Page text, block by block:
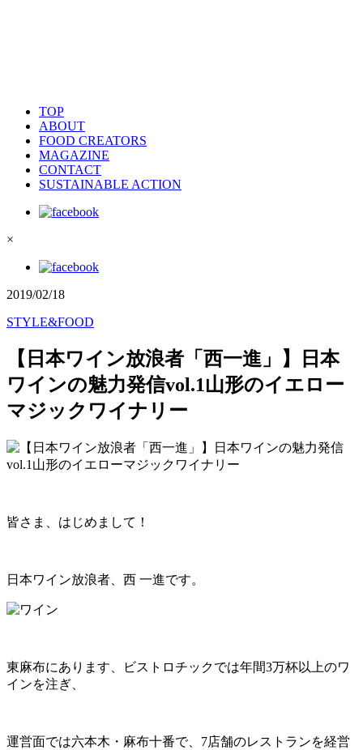
TOP
ABOUT
FOOD CREATORS
MAGAZINE
CONTACT
SUSTAINABLE ACTION
×
2019/02/18
STYLE&FOOD
【日本ワイン放浪者「西一進」】日本
ワインの魅力発信vol.1山形のイエロー
マジックワイナリー
皆さま、はじめまして！
日本ワイン放浪者、西 一進です。
東麻布にあります、ビストロチックでは年間3万杯以上のワ
インを注ぎ、
運営面では六本木・麻布十番で、7店舗のレストランを経営